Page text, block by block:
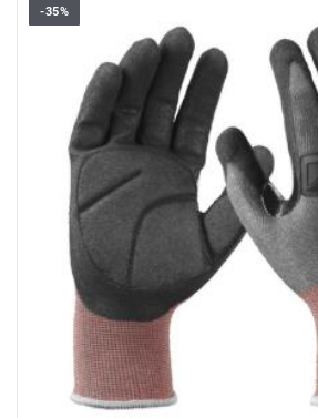
Wyprzedaż z magazynu. Pozostały 2 sztuki
-35%